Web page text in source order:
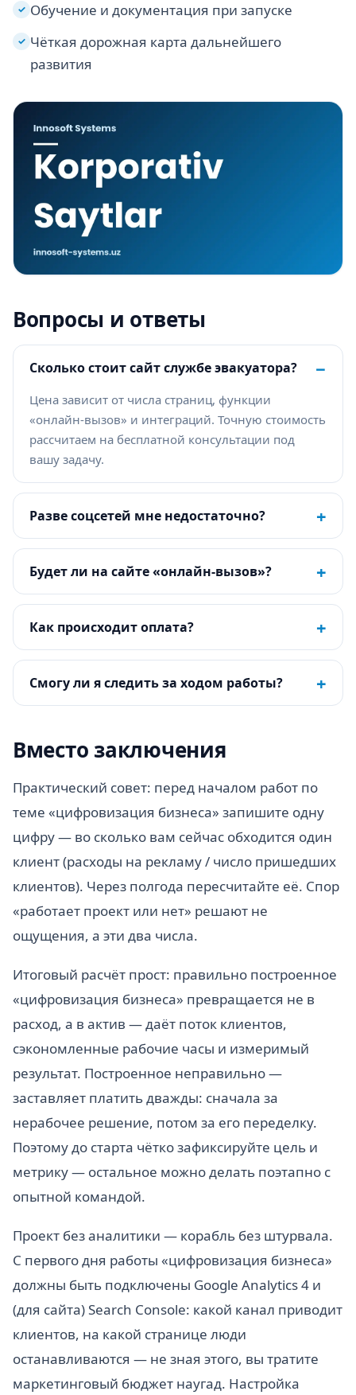
✓ Обучение и документация при запуске
✓ Чёткая дорожная карта дальнейшего
развития
Вопросы и ответы
Сколько стоит сайт службе эвакуатора? −
Цена зависит от числа страниц, функции
«онлайн-вызов» и интеграций. Точную стоимость
рассчитаем на бесплатной консультации под
вашу задачу.
Разве соцсетей мне недостаточно? +
Будет ли на сайте «онлайн-вызов»? +
Как происходит оплата? +
Смогу ли я следить за ходом работы? +
Вместо заключения
Практический совет: перед началом работ по
теме «цифровизация бизнеса» запишите одну
цифру — во сколько вам сейчас обходится один
клиент (расходы на рекламу / число пришедших
клиентов). Через полгода пересчитайте её. Спор
«работает проект или нет» решают не
ощущения, а эти два числа.
Итоговый расчёт прост: правильно построенное
«цифровизация бизнеса» превращается не в
расход, а в актив — даёт поток клиентов,
сэкономленные рабочие часы и измеримый
результат. Построенное неправильно —
заставляет платить дважды: сначала за
нерабочее решение, потом за его переделку.
Поэтому до старта чётко зафиксируйте цель и
метрику — остальное можно делать поэтапно с
опытной командой.
Проект без аналитики — корабль без штурвала.
С первого дня работы «цифровизация бизнеса»
должны быть подключены Google Analytics 4 и
(для сайта) Search Console: какой канал приводит
клиентов, на какой странице люди
останавливаются — не зная этого, вы тратите
маркетинговый бюджет наугад. Настройка